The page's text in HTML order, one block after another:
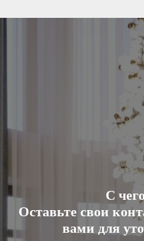
С
Оставьте свои
вами для